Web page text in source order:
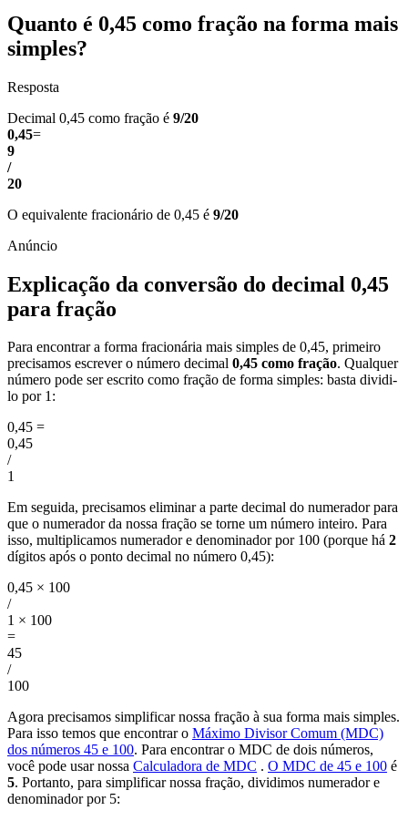
Quanto é 0,45 como fração na forma mais
simples?
Resposta
Decimal 0,45 como fração é 9/20
0,45=
9
/
20
O equivalente fracionário de 0,45 é 9/20
Explicação da conversão do decimal 0,45
para fração
Para encontrar a forma fracionária mais simples de 0,45, primeiro
precisamos escrever o número decimal 0,45 como fração. Qualquer
número pode ser escrito como fração de forma simples: basta dividi-
lo por 1:
0,45 =
0,45
/
1
Em seguida, precisamos eliminar a parte decimal do numerador para
que o numerador da nossa fração se torne um número inteiro. Para
isso, multiplicamos numerador e denominador por 100 (porque há 2
dígitos após o ponto decimal no número 0,45):
0,45 × 100
/
1 × 100
=
45
/
100
Agora precisamos simplificar nossa fração à sua forma mais simples.
Para isso temos que encontrar o Máximo Divisor Comum (MDC)
dos números 45 e 100. Para encontrar o MDC de dois números,
você pode usar nossa Calculadora de MDC . O MDC de 45 e 100 é
5. Portanto, para simplificar nossa fração, dividimos numerador e
denominador por 5: